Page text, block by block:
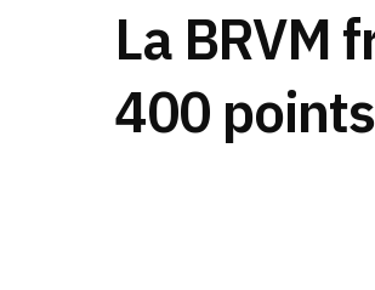
La BRVM
400 points